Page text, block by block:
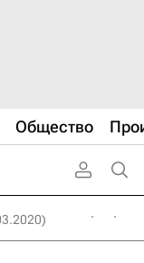
Общество